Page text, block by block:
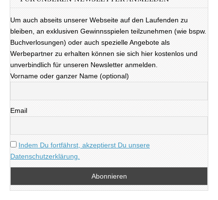
Um auch abseits unserer Webseite auf den Laufenden zu
bleiben, an exklusiven Gewinnsspielen teilzunehmen (wie bspw.
Buchverlosungen) oder auch spezielle Angebote als
Werbepartner zu erhalten können sie sich hier kostenlos und
unverbindlich für unseren Newsletter anmelden.
Vorname oder ganzer Name (optional)
Email
Indem Du fortfährst, akzeptierst Du unsere
Datenschutzerklärung.